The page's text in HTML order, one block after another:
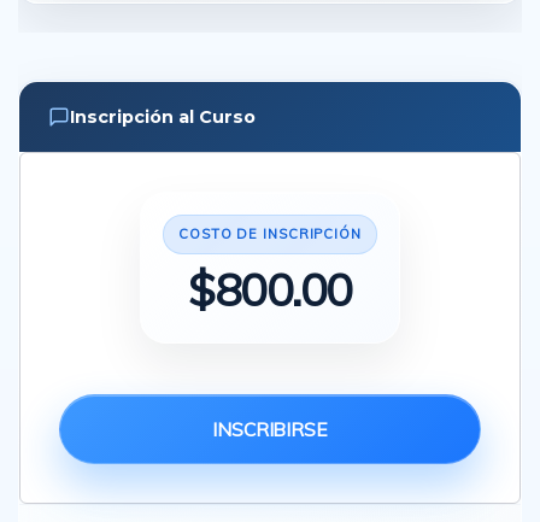
Inscripción al Curso
COSTO DE INSCRIPCIÓN
$800.00
INSCRIBIRSE